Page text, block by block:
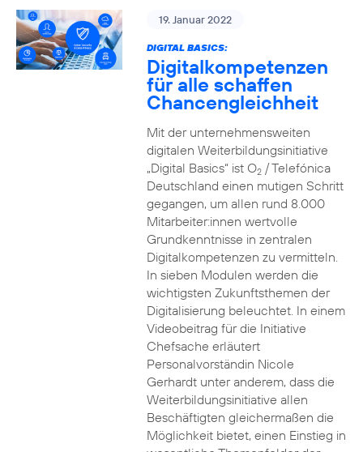
19. Januar 2022
DIGITAL BASICS:
Digitalkompetenzen
für alle schaffen
Chancengleichheit
Mit der unternehmensweiten
digitalen Weiterbildungsinitiative
„Digital Basics“ ist O2/ Telefónica
Deutschland einen mutigen Schritt
gegangen, um allen rund 8.000
Mitarbeiter:innen wertvolle
Grundkenntnisse in zentralen
Digitalkompetenzen zu vermitteln.
In sieben Modulen werden die
wichtigsten Zukunftsthemen der
Digitalisierung beleuchtet. In einem
Videobeitrag für die Initiative
Chefsache erläutert
Personalvorständin Nicole
Gerhardt unter anderem, dass die
Weiterbildungsinitiative allen
Beschäftigten gleichermaßen die
Möglichkeit bietet, einen Einstieg in